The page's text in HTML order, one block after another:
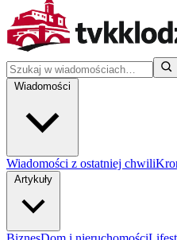
Wiadomości
Wiadomości z ostatniej chwili
Artykuły